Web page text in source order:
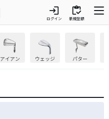
login
ログイン
inventory
新規登録
アイアン ウェッジ パター